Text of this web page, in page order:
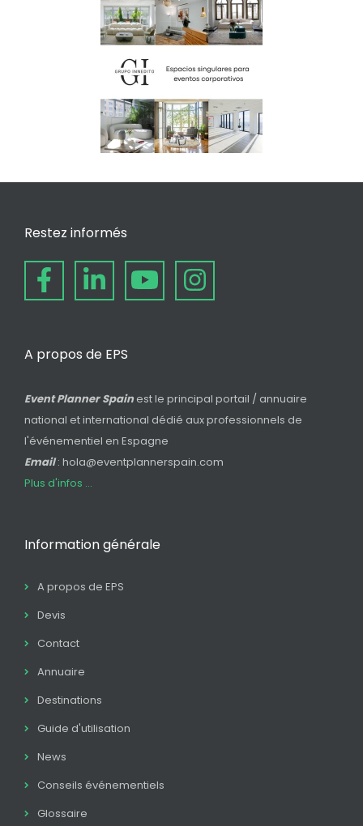
Restez informés
A propos de EPS
Event Planner Spain est le principal portail / annuaire
national et international dédié aux professionnels de
l'événementiel en Espagne
Email: hola@eventplannerspain.com
Plus d'infos ...
Information générale
A propos de EPS
Devis
Contact
Annuaire
Destinations
Guide d'utilisation
News
Conseils événementiels
Glossaire